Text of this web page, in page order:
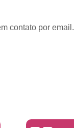
contato por email.